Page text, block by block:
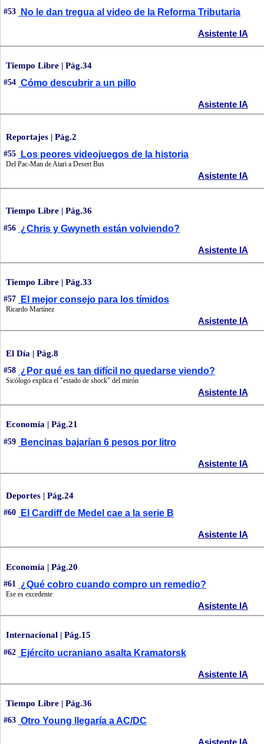
#53 No le dan tregua al video de la Reforma Tributaria
Asistente IA
Tiempo Libre | Pág.34
#54 Cómo descubrir a un pillo
Asistente IA
Reportajes | Pág.2
#55 Los peores videojuegos de la historia
Del Pac-Man de Atari a Desert Bus
Asistente IA
Tiempo Libre | Pág.36
#56 ¿Chris y Gwyneth están volviendo?
Asistente IA
Tiempo Libre | Pág.33
#57 El mejor consejo para los tímidos
Ricardo Martínez
Asistente IA
El Día | Pág.8
#58 ¿Por qué es tan difícil no quedarse viendo?
Sicólogo explica el "estado de shock" del mirón
Asistente IA
Economía | Pág.21
#59 Bencinas bajarían 6 pesos por litro
Asistente IA
Deportes | Pág.24
#60 El Cardiff de Medel cae a la serie B
Asistente IA
Economía | Pág.20
#61 ¿Qué cobro cuando compro un remedio?
Ese es excedente
Asistente IA
Internacional | Pág.15
#62 Ejército ucraniano asalta Kramatorsk
Asistente IA
Tiempo Libre | Pág.36
#63 Otro Young llegaría a AC/DC